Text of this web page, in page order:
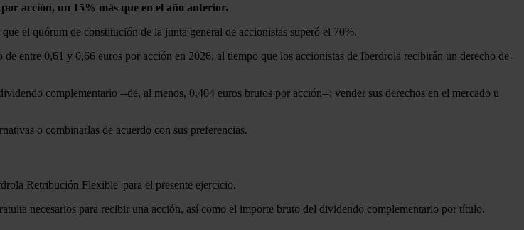
acción, un 15% más que en el año anterior.
el quórum de constitución de la junta general de accionistas superó el 70%.
entre 0,61 y 0,66 euros por acción en 2026, al tiempo que los accionistas de Iberdrola recibirán un derecho de
complementario --de, al menos, 0,404 euros brutos por acción--; vender sus derechos en el mercado u
o combinarlas de acuerdo con sus preferencias.
Retribución Flexible' para el presente ejercicio.
necesarios para recibir una acción, así como el importe bruto del dividendo complementario por título.